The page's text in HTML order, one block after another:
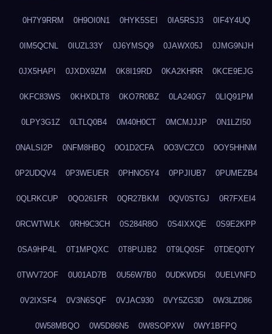
0H7Y9RRM 0H9OI0N1 0HYK5SEI 0IA5RSJ3 0IF4Y4UQ
0IM5QCNL 0IUZL33Y 0J6YMSQ9 0JAWX05J 0JMG9NJH
0JX5HAPI 0JXDX9ZM 0K8I19RD 0KA2KHRR 0KCE9EJG
0KFC83WS 0KHXDLT8 0KO7R0BZ 0LA240G7 0LIQ91PM
0LPY3G1Z 0LTLQ0B4 0M40H0CT 0MCMJJJP 0N1LZI50
0NALSI2P 0NFM8HBQ 0O1D2CFA 0O3VCZC0 0OY5HHNM
0P2UDQV4 0P3WEUER 0PHNO5Y4 0PPJIUB7 0PUMEZB4
0QLRKCUP 0QO261FR 0QR27BKM 0QV0STGJ 0R7FXEI4
0RCWTWLK 0RH9C3CH 0S284R8O 0S4IXXQE 0S9E2KPP
0SA9HP4L 0T1MPQXC 0T8PUJB2 0T9LQ0SF 0TDEQ0TY
0TWV72OF 0U01AD7B 0U56W7B0 0UDKWD5I 0UELVNFD
0V2IXSF4 0V3N6SQF 0VJAC930 0VY5ZG3D 0W3LZD86
0W58MBQO 0W5D86N5 0W8SOPXW 0WY1BFPQ